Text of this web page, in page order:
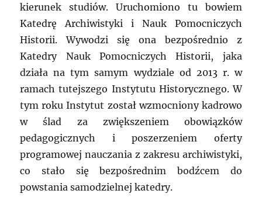
kierunek studiów. Uruchomiono tu bowiem
Katedrę Archiwistyki i Nauk Pomocniczych
Historii. Wywodzi się ona bezpośrednio z
Katedry Nauk Pomocniczych Historii, jaka
działa na tym samym wydziale od 2013 r. w
ramach tutejszego Instytutu Historycznego. W
tym roku Instytut został wzmocniony kadrowo
w ślad za zwiększeniem obowiązków
pedagogicznych i poszerzeniem oferty
programowej nauczania z zakresu archiwistyki,
co stało się bezpośrednim bodźcem do
powstania samodzielnej katedry.